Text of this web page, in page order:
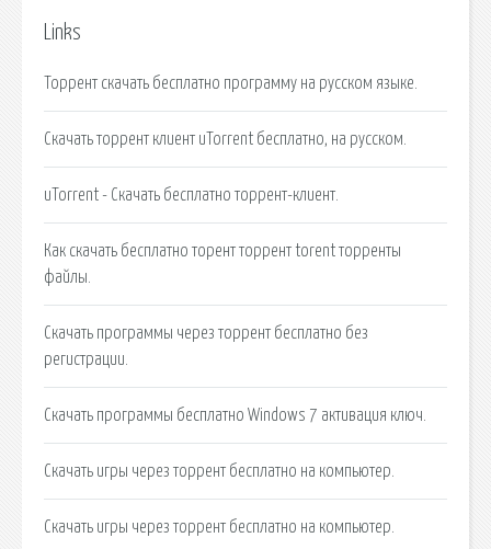
Links
Торрент cкачать бесплатно программу на русском языке.
Скачать торрент клиент uTorrent бесплатно, на русском.
uTorrent - Скачать бесплатно торрент-клиент.
Как скачать бесплатно торент торрент torent торренты
файлы.
Скачать программы через торрент бесплатно без
регистрации.
Скачать программы бесплатно Windows 7 активация ключ.
Скачать игры через торрент бесплатно на компьютер.
Скачать игры через торрент бесплатно на компьютер.